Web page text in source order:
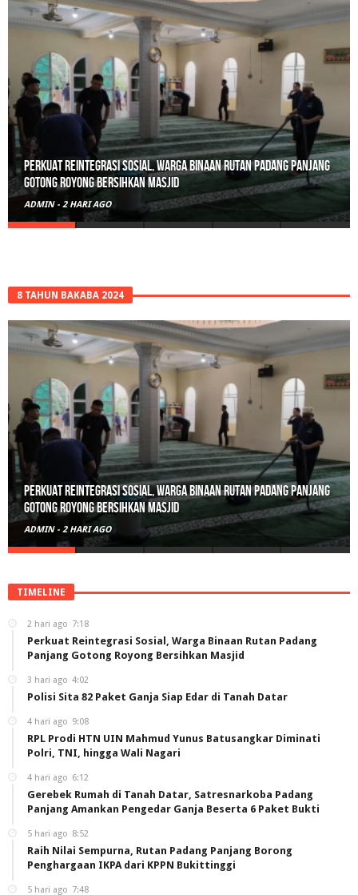
Perkuat Reintegrasi Sosial, Warga Binaan Rutan Padang Panjang
Gotong Royong Bersihkan Masjid
ADMIN - 2 HARI AGO
8 TAHUN BAKABA 2024
Perkuat Reintegrasi Sosial, Warga Binaan Rutan Padang Panjang
Gotong Royong Bersihkan Masjid
ADMIN - 2 HARI AGO
TIMELINE
2 hari ago 7:18
Perkuat Reintegrasi Sosial, Warga Binaan Rutan Padang
Panjang Gotong Royong Bersihkan Masjid
3 hari ago 4:02
Polisi Sita 82 Paket Ganja Siap Edar di Tanah Datar
4 hari ago 9:08
RPL Prodi HTN UIN Mahmud Yunus Batusangkar Diminati
Polri, TNI, hingga Wali Nagari
4 hari ago 6:12
Gerebek Rumah di Tanah Datar, Satresnarkoba Padang
Panjang Amankan Pengedar Ganja Beserta 6 Paket Bukti
5 hari ago 8:52
Raih Nilai Sempurna, Rutan Padang Panjang Borong
Penghargaan IKPA dari KPPN Bukittinggi
5 hari ago 7:48